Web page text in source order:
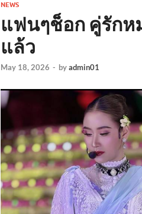
NEWS
แฟนๆช็อก คู่รักห
แล้ว
May 18, 2026 - byadmin01